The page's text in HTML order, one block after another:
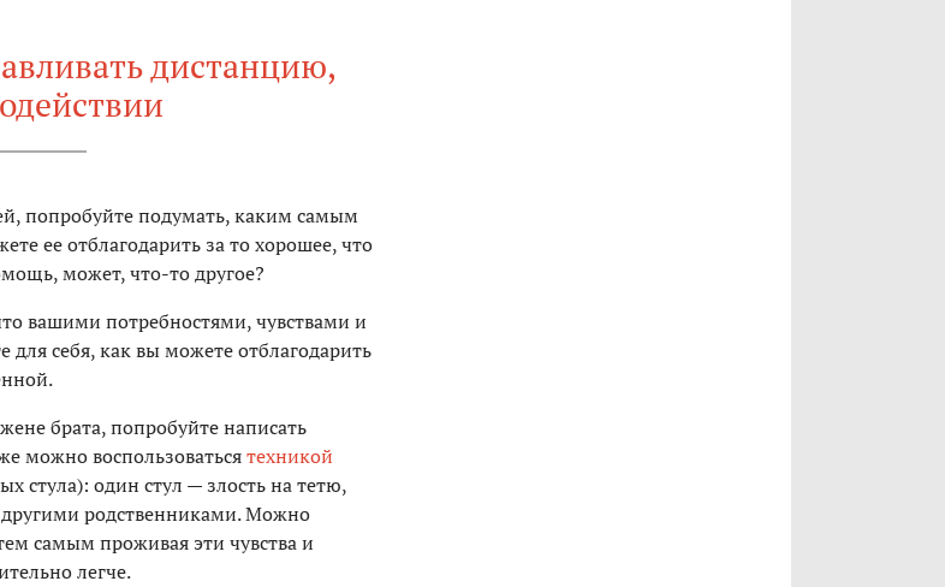
дистанцию,
попробуйте подумать, каким самым
ее отблагодарить за то хорошее, что
может, что-то другое?
вашими потребностями, чувствами и
себя, как вы можете отблагодарить
брата, попробуйте написать
можно воспользоватьсятехникой
стула): один стул — злость на тетю,
другими родственниками. Можно
самым проживая эти чувства и
легче.